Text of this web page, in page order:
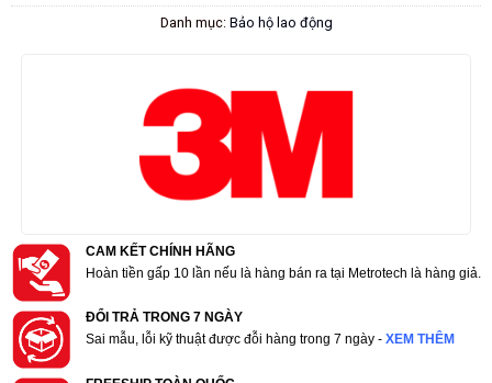
Danh mục: Bảo hộ lao động
CAM KẾT CHÍNH HÃNG
Hoàn tiền gấp 10 lần nếu là hàng bán ra tại Metrotech là hàng giả.
ĐỔI TRẢ TRONG 7 NGÀY
Sai mẫu, lỗi kỹ thuật được đỗi hàng trong 7 ngày - XEM THÊM